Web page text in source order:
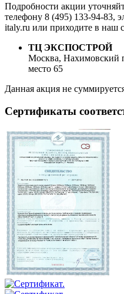
Подробности акции
телефону 8 (495) 133-94-83,
italy.ru или приходите в наш
ТЦ ЭКСПОСТРОЙ
Москва, Нахимовский
место 65
Данная акция не
Сертификаты